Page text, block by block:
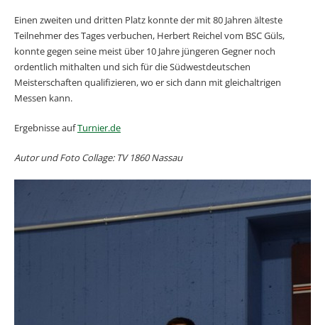
Einen zweiten und dritten Platz konnte der mit 80 Jahren älteste
Teilnehmer des Tages verbuchen, Herbert Reichel vom BSC Güls,
konnte gegen seine meist über 10 Jahre jüngeren Gegner noch
ordentlich mithalten und sich für die Südwestdeutschen
Meisterschaften qualifizieren, wo er sich dann mit gleichaltrigen
Messen kann.
Ergebnisse aufTurnier.de
Autorund Foto Collage: TV 1860 Nassau